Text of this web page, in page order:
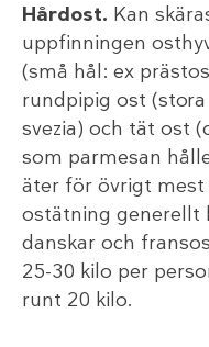
Hårdost. Kan
uppfinningen
(små hål: ex
rundpipig ost
svezia) och tät ost
som parmesan
äter för övrigt
ostätning generellt
danskar och
25-30 kilo per
runt 20 kilo.